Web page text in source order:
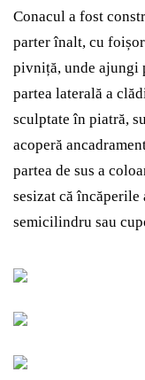
Conacul a fost
parter înalt, cu
pivniță, unde ajungi
partea laterală a
sculptate în piatră,
acoperă
partea de sus a
sesizat că
semicilindru sau